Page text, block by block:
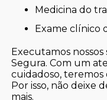
medicina do
exame clínico
Executamos
Segura. Com um
cuidadoso, teremos
Por isso, não deixe
mais.